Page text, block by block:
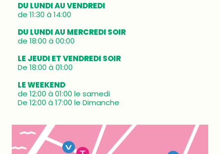
DU LUNDI AU VENDREDI
de 11:30 à 14:00
DU LUNDI AU MERCREDI SOIR
de 18:00 à 00:00
LE JEUDI ET VENDREDI SOIR
De 18:00 à 01:00
LE WEEKEND
de 12:00 à 01:00 le samedi
De 12:00 à 17:00 le Dimanche